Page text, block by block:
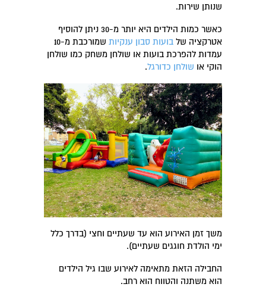
שנותן שירות.
כאשר כמות הילדים היא יותר מ-30 ניתן להוסיף
אטרקציה של בועות סבון ענקיות
שמורכבת מ-10
עמדות להפרכת בועות או שולחן משחק כמו שולחן
הוקי או שולחן כדורגל.
משך זמן האירוע הוא עד שעתיים וחצי (בדרך כלל
ימי הולדת חוגגים שעתיים).
החבילה הזאת מתאימה לאירוע שבו גיל הילדים
הוא משתנה והטווח הוא רחב.